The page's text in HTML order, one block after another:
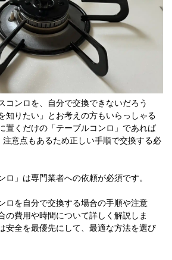
コンロを、自分で交換できないだろう
知りたい」とお考えの方もいらっしゃる
置くだけの「テーブルコンロ」であれば
意点もあるため正しい手順で交換する必
ロ」は専門業者への依頼が必須です。
ロを自分で交換する場合の手順や注意
の費用や時間について詳しく解説しま
安全を最優先にして、最適な方法を選び